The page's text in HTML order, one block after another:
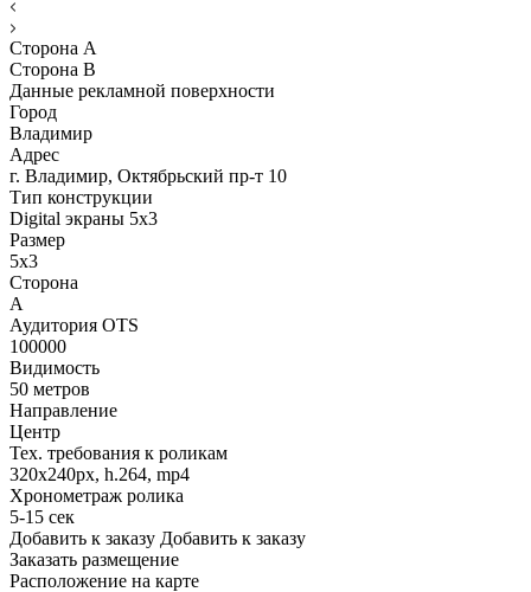
Сторона A
Сторона B
Данные рекламной поверхности
Город
Владимир
Адрес
г. Владимир, Октябрьский пр-т 10
Тип конструкции
Digital экраны 5х3
Размер
5х3
Сторона
А
Аудитория OTS
100000
Видимость
50 метров
Направление
Центр
Тех. требования к роликам
320х240px, h.264, mp4
Хронометраж ролика
5-15 сек
Добавить к заказу Добавить к заказу
Заказать размещение
Расположение на карте